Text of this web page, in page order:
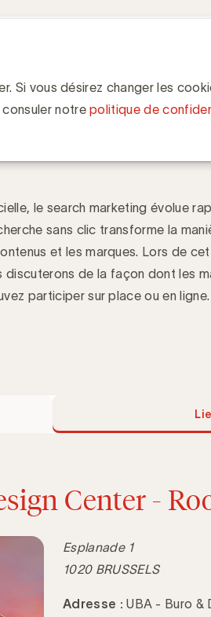
les
le search marketing évolue
sans clic transforme la
et les marques. Lors de
discuterons de la façon dont les
participer sur place ou en ligne.
Center -
Esplanade 1
1020 BRUSSELS
Adresse :UBA - Buro &
Si vous désirez changer les
consuler notrepolitique de